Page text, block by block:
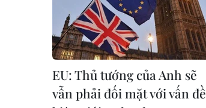
EU: Thủ tướng của Anh sẽ
vẫn phải đối mặt với vấn đề